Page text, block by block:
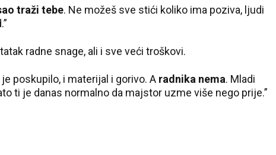
traži tebe. Ne možeš sve stići koliko ima poziva, ljudi
radne snage, ali i sve veći troškovi.
poskupilo, i materijal i gorivo. A radnika nema. Mladi
ti je danas normalno da majstor uzme više nego prije.”
Pale